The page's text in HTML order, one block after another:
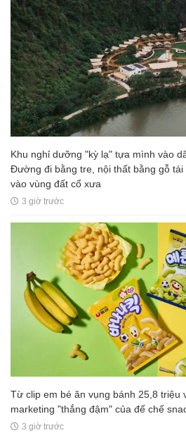
Khu nghỉ dưỡng "kỳ lạ" tựa mình vào
Đường đi bằng tre, nội thất bằng gỗ
vào vùng đất cổ xưa
3 giờ trước
Từ clip em bé ăn vụng bánh 25,8 triệu
marketing "thắng đậm" của đế chế
3 giờ trước